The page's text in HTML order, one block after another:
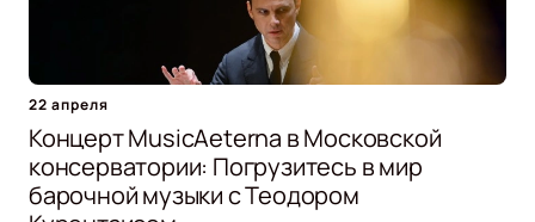
22 апреля
Концерт MusicAeterna в Московской
консерватории: Погрузитесь в мир
барочной музыки с Теодором